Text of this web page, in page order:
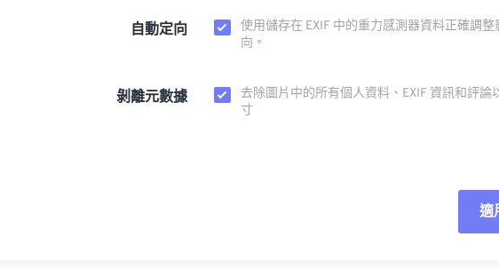
自動定向
使用儲存在 EXIF 中的重力感測器資料正確調整
向。
剝離元數據
去除圖片中的所有個人資料、EXIF 資訊和評論
寸
適